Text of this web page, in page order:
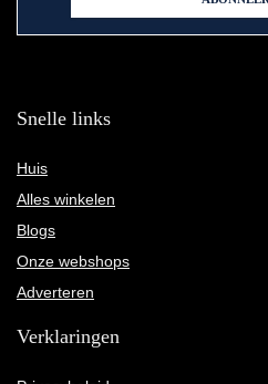
Snelle links
Huis
Alles winkelen
Blogs
Onze webshops
Adverteren
Verklaringen